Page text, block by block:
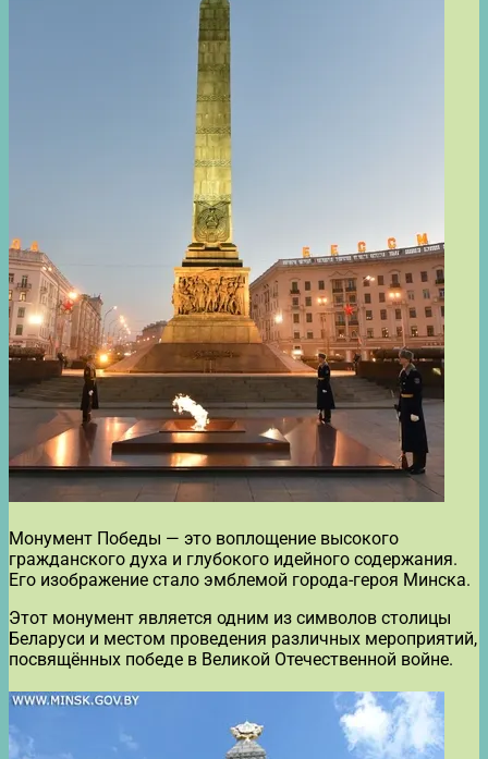
Монумент Победы — это воплощение высокого
гражданского духа и глубокого идейного содержания.
Его изображение стало эмблемой города-героя Минска.
Этот монумент является одним из символов столицы
Беларуси и местом проведения различных мероприятий,
посвящённых победе в Великой Отечественной войне.